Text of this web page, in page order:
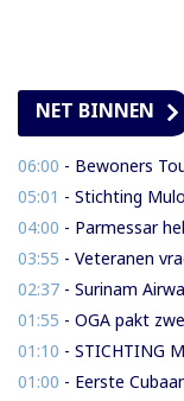
NET BINNEN
06:00 - Bewoners Tourtonne slaan
05:01 - Stichting Mulokot
04:00 - Parmessar hekelt dat
03:55 - Veteranen vragen
02:37 - Surinam Airways zet
01:55 - OGA pakt
01:10 - STICHTING MULOKOT EN
01:00 - Eerste Cubaanse